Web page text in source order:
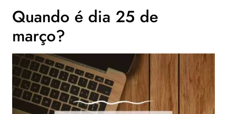
Quando é dia 25 de
março?